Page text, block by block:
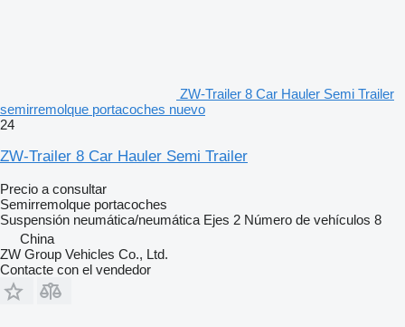
ZW-Trailer 8 Car Hauler Semi Trailer
semirremolque portacoches nuevo
24
ZW-Trailer 8 Car Hauler Semi Trailer
Precio a consultar
Semirremolque portacoches
Suspensión neumática/neumática Ejes 2 Número de vehículos 8
China
ZW Group Vehicles Co., Ltd.
Contacte con el vendedor